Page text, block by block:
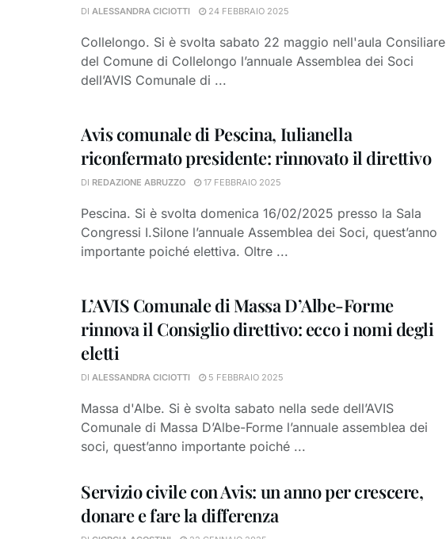
DI ALESSANDRA CICIOTTI 24 FEBBRAIO 2025
Collelongo. Si è svolta sabato 22 maggio nell'aula Consiliare
del Comune di Collelongo l’annuale Assemblea dei Soci
dell’AVIS Comunale di ...
Avis comunale di Pescina, Iulianella
riconfermato presidente: rinnovato il direttivo
DI REDAZIONE ABRUZZO 17 FEBBRAIO 2025
Pescina. Si è svolta domenica 16/02/2025 presso la Sala
Congressi I.Silone l’annuale Assemblea dei Soci, quest’anno
importante poiché elettiva. Oltre ...
L’AVIS Comunale di Massa D’Albe-Forme
rinnova il Consiglio direttivo: ecco i nomi degli
eletti
DI ALESSANDRA CICIOTTI 5 FEBBRAIO 2025
Massa d'Albe. Si è svolta sabato nella sede dell’AVIS
Comunale di Massa D’Albe-Forme l’annuale assemblea dei
soci, quest’anno importante poiché ...
Servizio civile con Avis: un anno per crescere,
donare e fare la differenza